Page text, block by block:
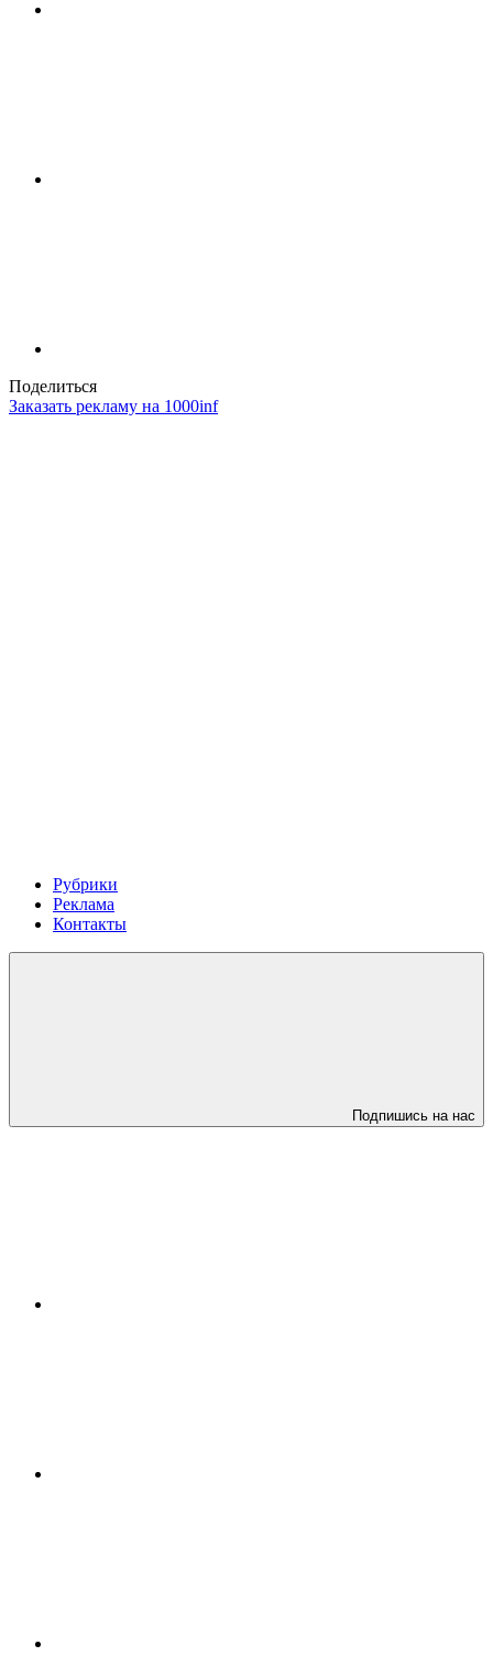
Поделиться
Заказать рекламу на 1000inf
Рубрики
Реклама
Контакты
Подпишись на нас